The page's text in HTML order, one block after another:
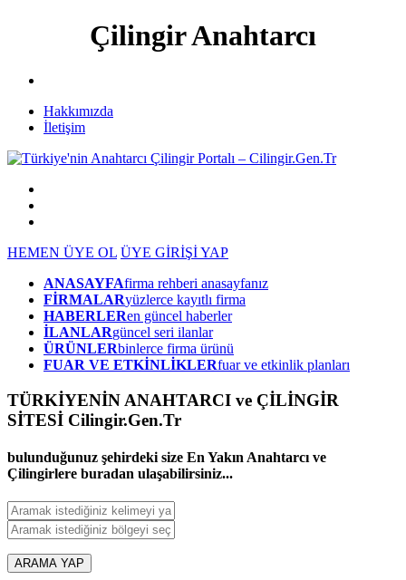
Çilingir Anahtarcı
Hakkımızda
İletişim
HEMEN ÜYE OL ÜYE GİRİŞİ YAP
ANASAYFAfirma rehberi anasayfanız
FİRMALARyüzlerce kayıtlı firma
HABERLERen güncel haberler
İLANLARgüncel seri ilanlar
ÜRÜNLERbinlerce firma ürünü
FUAR VE ETKİNLİKLERfuar ve etkinlik planları
TÜRKİYENİN ANAHTARCI ve ÇİLİNGİR
SİTESİ Cilingir.Gen.Tr
bulunduğunuz şehirdeki size En Yakın Anahtarcı ve
Çilingirlere buradan ulaşabilirsiniz...
ARAMA YAP